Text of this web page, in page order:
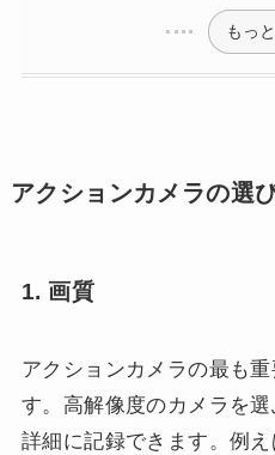
もっ
アクションカメラの選
1. 画質
アクションカメラの最も
す。高解像度のカメラを
詳細に記録できます。例